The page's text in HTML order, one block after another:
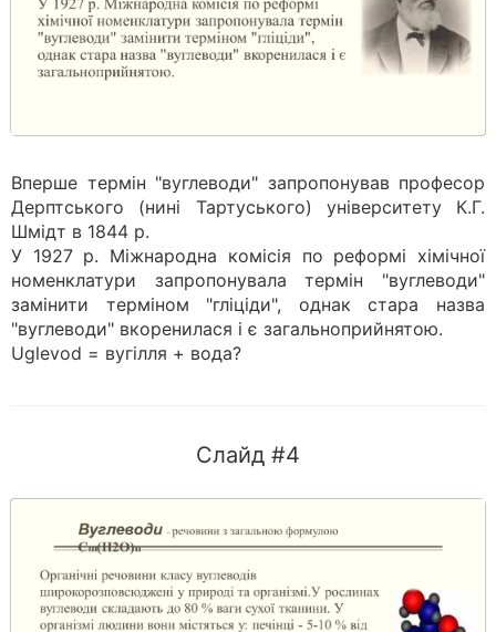
Вперше термін "вуглеводи" запропонував професор
Дерптського (нині Тартуського) університету К.Г.
Шмідт в 1844 р.
У 1927 р. Міжнародна комісія по реформі хімічної
номенклатури запропонувала термін "вуглеводи"
замінити терміном "гліціди", однак стара назва
"вуглеводи" вкоренилася і є загальноприйнятою.
Uglevod = вугілля + вода?
Слайд #4